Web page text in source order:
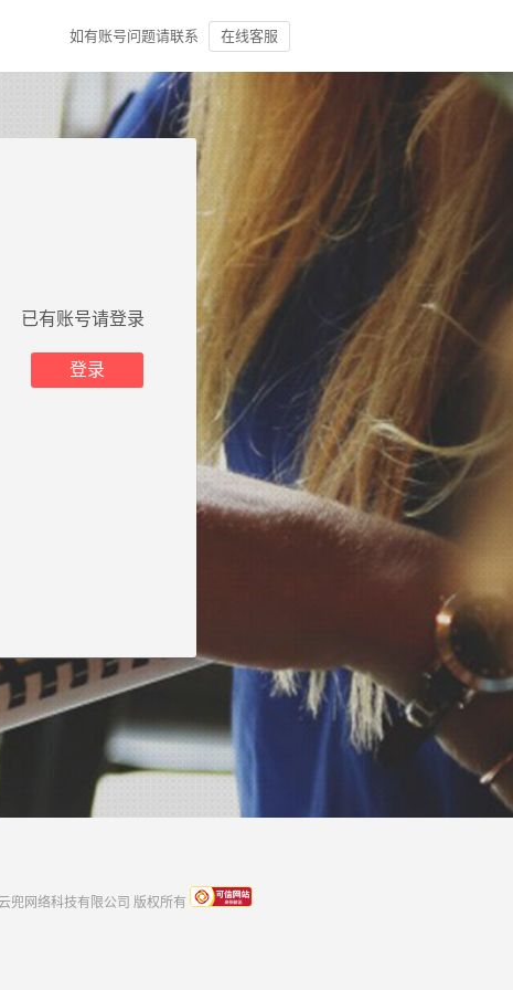
如有账号问题请联系 在线客服
已有账号请登录
登录
兜网络科技有限公司 版权所有